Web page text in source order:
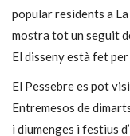
popular residents a La
mostra tot un seguit
El disseny està fet
El Pessebre es pot
Entremesos de
i diumenges i festius